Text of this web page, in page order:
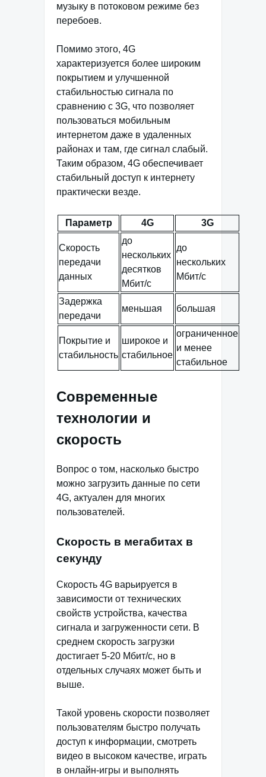
музыку в потоковом режиме без
перебоев.
Помимо этого, 4G
характеризуется более широким
покрытием и улучшенной
стабильностью сигнала по
сравнению с 3G, что позволяет
пользоваться мобильным
интернетом даже в удаленных
районах и там, где сигнал слабый.
Таким образом, 4G обеспечивает
стабильный доступ к интернету
практически везде.
Параметр 4G 3G
Скорость
передачи
данных
до
нескольких
десятков
Мбит/с
до
нескольких
Мбит/с
Задержка
передачи
меньшая большая
Покрытие и
стабильность
широкое и
стабильное
ограниченное
и менее
стабильное
Современные
технологии и
скорость
Вопрос о том, насколько быстро
можно загрузить данные по сети
4G, актуален для многих
пользователей.
Скорость в мегабитах в
секунду
Скорость 4G варьируется в
зависимости от технических
свойств устройства, качества
сигнала и загруженности сети. В
среднем скорость загрузки
достигает 5-20 Мбит/с, но в
отдельных случаях может быть и
выше.
Такой уровень скорости позволяет
пользователям быстро получать
доступ к информации, смотреть
видео в высоком качестве, играть
в онлайн-игры и выполнять